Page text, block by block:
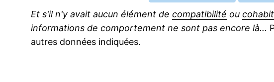
Et s'il n'y avait aucun élément de compatibilité ou
informations de comportement ne sont pas encore là...
autres données indiquées.